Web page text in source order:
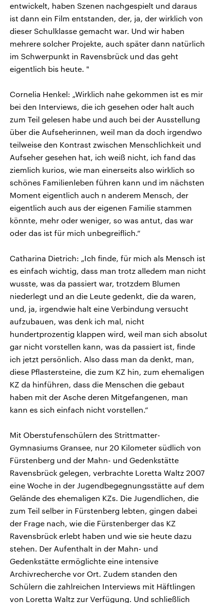
entwickelt, haben Szenen nachgespielt und daraus
ist dann ein Film entstanden, der, ja, der wirklich von
dieser Schulklasse gemacht war. Und wir haben
mehrere solcher Projekte, auch später dann natürlich
im Schwerpunkt in Ravensbrück und das geht
eigentlich bis heute. "
Cornelia Henkel: „Wirklich nahe gekommen ist es mir
bei den Interviews, die ich gesehen oder halt auch
zum Teil gelesen habe und auch bei der Ausstellung
über die Aufseherinnen, weil man da doch irgendwo
teilweise den Kontrast zwischen Menschlichkeit und
Aufseher gesehen hat, ich weiß nicht, ich fand das
ziemlich kurios, wie man einerseits also wirklich so
schönes Familienleben führen kann und im nächsten
Moment eigentlich auch n anderem Mensch, der
eigentlich auch aus der eigenen Familie stammen
könnte, mehr oder weniger, so was antut, das war
oder das ist für mich unbegreiflich.“
Catharina Dietrich: „Ich finde, für mich als Mensch ist
es einfach wichtig, dass man trotz alledem man nicht
wusste, was da passiert war, trotzdem Blumen
niederlegt und an die Leute gedenkt, die da waren,
und, ja, irgendwie halt eine Verbindung versucht
aufzubauen, was denk ich mal, nicht
hundertprozentig klappen wird, weil man sich absolut
gar nicht vorstellen kann, was da passiert ist, finde
ich jetzt persönlich. Also dass man da denkt, man,
diese Pflastersteine, die zum KZ hin, zum ehemaligen
KZ da hinführen, dass die Menschen die gebaut
haben mit der Asche deren Mitgefangenen, man
kann es sich einfach nicht vorstellen.“
Mit Oberstufenschülern des Strittmatter-
Gymnasiums Gransee, nur 20 Kilometer südlich von
Fürstenberg und der Mahn- und Gedenkstätte
Ravensbrück gelegen, verbrachte Loretta Waltz 2007
eine Woche in der Jugendbegegnungsstätte auf dem
Gelände des ehemaligen KZs. Die Jugendlichen, die
zum Teil selber in Fürstenberg lebten, gingen dabei
der Frage nach, wie die Fürstenberger das KZ
Ravensbrück erlebt haben und wie sie heute dazu
stehen. Der Aufenthalt in der Mahn- und
Gedenkstätte ermöglichte eine intensive
Archivrecherche vor Ort. Zudem standen den
Schülern die zahlreichen Interviews mit Häftlingen
von Loretta Waltz zur Verfügung. Und schließlich